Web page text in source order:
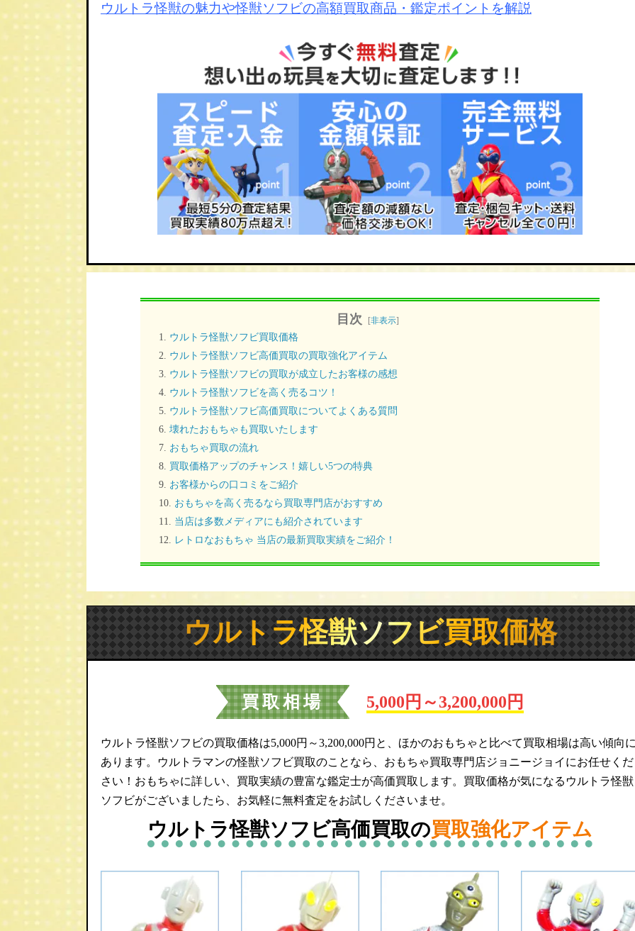
ウルトラ怪獣の魅力や怪獣ソフビの高額買取商品・鑑定ポイントを解説
目次 [非表示]
ウルトラ怪獣ソフビ買取価格
ウルトラ怪獣ソフビ高価買取の買取強化アイテム
ウルトラ怪獣ソフビの買取が成立したお客様の感想
ウルトラ怪獣ソフビを高く売るコツ！
ウルトラ怪獣ソフビ高価買取についてよくある質問
壊れたおもちゃも買取いたします
おもちゃ買取の流れ
買取価格アップのチャンス！嬉しい5つの特典
お客様からの口コミをご紹介
おもちゃを高く売るなら買取専門店がおすすめ
当店は多数メディアにも紹介されています
レトロなおもちゃ 当店の最新買取実績をご紹介！
ウルトラ怪獣ソフビ買取価格
買取相場 5,000円～3,200,000円
ウルトラ怪獣ソフビの買取価格は5,000円～3,200,000円と、ほかのおもちゃと比べて買取相場は高い傾向
あります。ウルトラマンの怪獣ソフビ買取のことなら、おもちゃ買取専門店ジョニージョイにお任せくだ
さい！おもちゃに詳しい、買取実績の豊富な鑑定士が高価買取します。買取価格が気になるウルトラ怪獣
ソフビがございましたら、お気軽に無料査定をお試しくださいませ。
ウルトラ怪獣ソフビ高価買取の買取強化アイテム